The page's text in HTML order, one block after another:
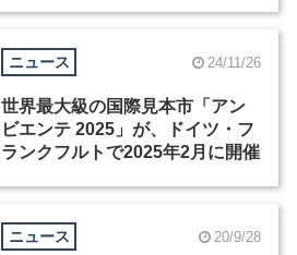
ニュース 24/11/26
世界最大級の国際見本市「アン
ビエンテ 2025」が、ドイツ・フ
ランクフルトで2025年2月に開催
ニュース 20/9/28